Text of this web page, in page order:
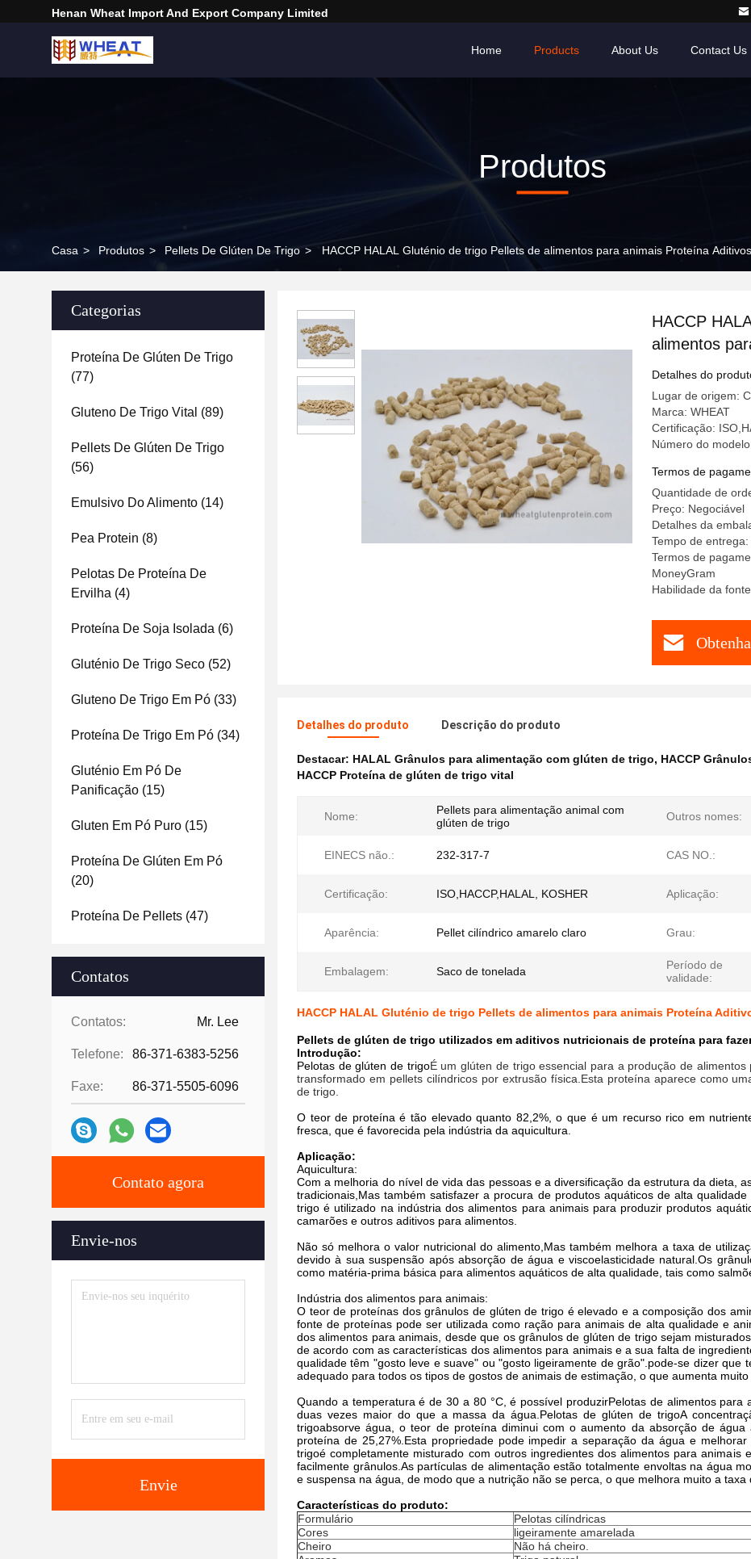
Henan Wheat Import And Export Company Limited
Home Products About Us Contact Us
Produtos
Casa > Produtos > Pellets De Glúten De Trigo > HACCP HALAL Gluténio de trigo Pellets de alimentos para animais Proteína
Categorias
Proteína De Glúten De Trigo
(77)
Gluteno De Trigo Vital (89)
Pellets De Glúten De Trigo
(56)
Emulsivo Do Alimento (14)
Pea Protein (8)
Pelotas De Proteína De
Ervilha (4)
Proteína De Soja Isolada (6)
Gluténio De Trigo Seco (52)
Gluteno De Trigo Em Pó (33)
Proteína De Trigo Em Pó (34)
Gluténio Em Pó De
Panificação (15)
Gluten Em Pó Puro (15)
Proteína De Glúten Em Pó
(20)
Proteína De Pellets (47)
Contatos
Contatos: Mr. Lee
Telefone: 86-371-6383-5256
Faxe: 86-371-5505-6096
Contato agora
Envie-nos
Envie
HACCP
alimentos
nutricionais
Detalhes do
Lugar de origem:
Marca: WHEAT
Certificação:
Número do
Termos de
Quantidade de
Preço: Negociável
Detalhes da
Tempo de
Termos de
MoneyGram
Habilidade da
Detalhes do produto Descrição do produto
Destacar: HALAL Grânulos para alimentação com glúten de trigo, HACCP
HACCP Proteína de glúten de trigo vital
Nome:
Pellets para alimentação animal com
glúten de trigo
Outros nomes:
EINECS não.: 232-317-7 CAS NO.:
Certificação: ISO,HACCP,HALAL, KOSHER Aplicação:
Aparência: Pellet cilíndrico amarelo claro Grau:
Embalagem: Saco de tonelada
Período de
validade:
HACCP HALAL Gluténio de trigo Pellets de alimentos para animais Proteína
Pellets de glúten de trigo utilizados em aditivos nutricionais de proteína para
Introdução:
Pelotas de glúten de trigoÉ um glúten de trigo essencial para a produção de
transformado em pellets cilíndricos por extrusão física.Esta proteína aparece como
de trigo.
O teor de proteína é tão elevado quanto 82,2%, o que é um recurso rico em
fresca, que é favorecida pela indústria da aquicultura.
Aplicação:
Aquicultura:
Com a melhoria do nível de vida das pessoas e a diversificação da estrutura da dieta,
tradicionais,Mas também satisfazer a procura de produtos aquáticos de alta
trigo é utilizado na indústria dos alimentos para animais para produzir produtos
camarões e outros aditivos para alimentos.
Não só melhora o valor nutricional do alimento,Mas também melhora a taxa de
devido à sua suspensão após absorção de água e viscoelasticidade natural.Os
como matéria-prima básica para alimentos aquáticos de alta qualidade, tais como
Indústria dos alimentos para animais:
O teor de proteínas dos grânulos de glúten de trigo é elevado e a composição dos
fonte de proteínas pode ser utilizada como ração para animais de alta qualidade e
dos alimentos para animais, desde que os grânulos de glúten de trigo sejam
de acordo com as características dos alimentos para animais e a sua falta de
qualidade têm "gosto leve e suave" ou "gosto ligeiramente de grão".pode-se dizer que
adequado para todos os tipos de gostos de animais de estimação, o que aumenta
Quando a temperatura é de 30 a 80 °C, é possível produzirPelotas de alimentos para
duas vezes maior do que a massa da água. Pelotas de glúten de trigoA
trigoabsorve água, o teor de proteína diminui com o aumento da absorção de
proteína de 25,27%.Esta propriedade pode impedir a separação da água e
trigoé completamente misturado com outros ingredientes dos alimentos para
facilmente grânulos.As partículas de alimentação estão totalmente envoltas na água
e suspensa na água, de modo que a nutrição não se perca, o que melhora muito a taxa
Características do produto:
Formulário
Pelotas cilíndricas
Cores
ligeiramente amarelada
Cheiro
Não há cheiro.